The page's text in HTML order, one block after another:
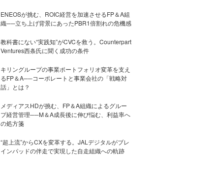
ENEOSが挑む、ROIC経営を加速させるFP＆A組
織──立ち上げ背景にあったPBR1倍割れの危機感
教科書にない“実践知”がCVCを救う。Counterpart
Ventures西条氏に聞く成功の条件
キリングループの事業ポートフォリオ変革を支え
るFP＆A──コーポレートと事業会社の「戦略対
話」とは？
メディアスHDが挑む、FP＆A組織によるグルー
プ経営管理──M＆A成長後に伸び悩む、利益率へ
の処方箋
“超上流”からCXを変革する。JALデジタルがブレ
インパッドの伴走で実現した自走組織への軌跡